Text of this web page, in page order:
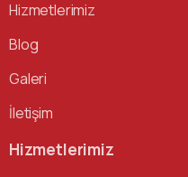
Hizmetlerimiz
Blog
Galeri
İletişim
Hizmetlerimiz